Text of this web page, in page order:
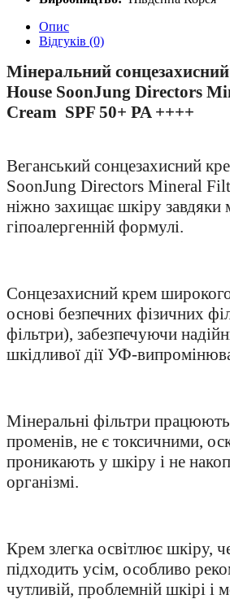
Опис
Відгуків (0)
Мінеральний
House SoonJung Directors
Cream SPF 50+ PA ++++
Веганський сонцезахисний
SoonJung Directors Mineral
ніжно захищає шкіру завдяки
гіпоалергенній формулі.
Сонцезахисний крем широкого
основі безпечних фізичних
фільтри), забезпечуючи
шкідливої дії УФ-
Мінеральні фільтри
променів, не є токсичними,
проникають у шкіру і не
організмі.
Крем злегка освітлює шкіру,
підходить усім, особливо
чутливій, проблемній шкірі і